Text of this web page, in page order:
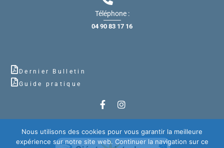
Téléphone :
04 90 83 17 16
Dernier Bulletin
Guide pratique
Nous utilisons des cookies pour vous garantir la meilleure
expérience sur notre site web. Continuer la navigation sur ce